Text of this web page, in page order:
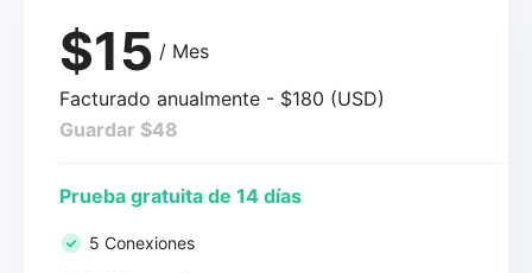
$15 / Mes
Facturado anualmente - $180 (USD)
Guardar $48
Prueba gratuita de 14 días
5 Conexiones